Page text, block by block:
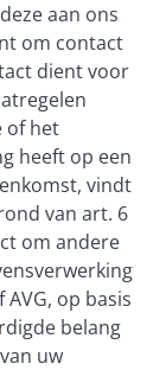
aan ons
om contact
dient voor
of het
heeft op een
vindt
van art. 6
om andere
op basis
belang
uw